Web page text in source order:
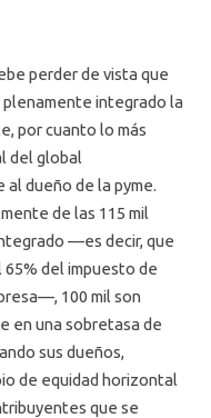
perder de vista que
integrado la
por cuanto lo más
del global
dueño de la pyme.
de las 115 mil
—es decir, que
del impuesto de
100 mil son
en una sobretasa de
sus dueños,
de equidad horizontal
que se